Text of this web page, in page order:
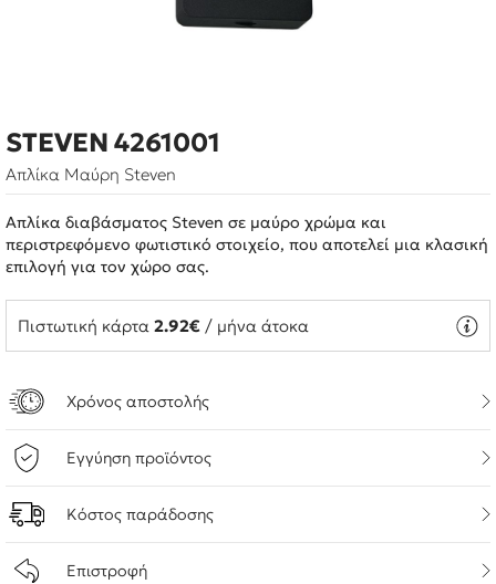
STEVEN 4261001
Απλίκα Μαύρη Steven
Απλίκα διαβάσματος Steven σε μαύρο χρώμα και
περιστρεφόμενο φωτιστικό στοιχείο, που αποτελεί μια κλασική
επιλογή για τον χώρο σας.
Πιστωτική κάρτα 2.92€ / μήνα άτοκα
Χρόνος αποστολής
Εγγύηση προϊόντος
Κόστος παράδοσης
Επιστροφή